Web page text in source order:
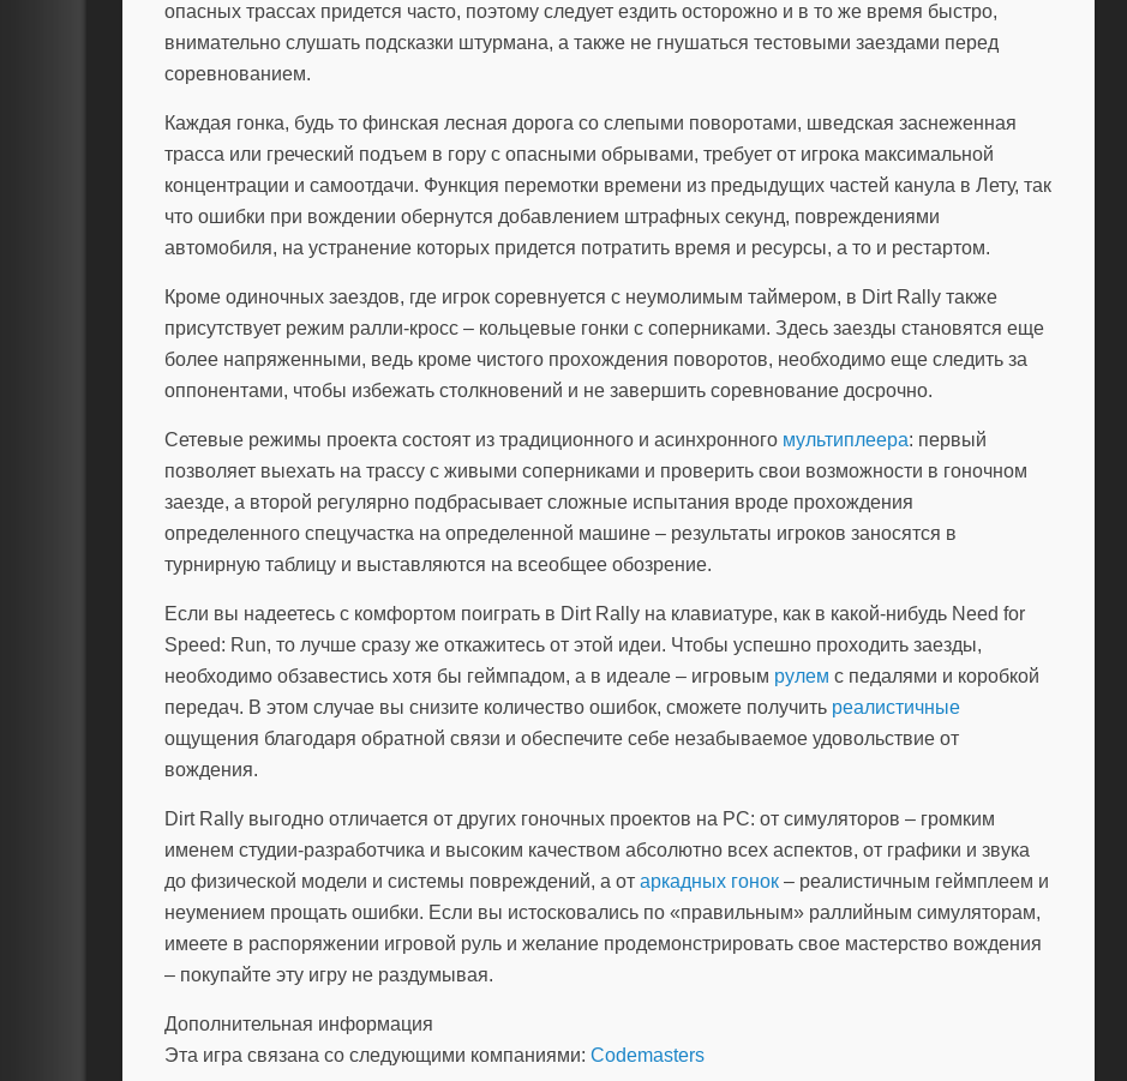
опасных трассах придется часто, поэтому следует ездить осторожно и в то же время быстро,
внимательно слушать подсказки штурмана, а также не гнушаться тестовыми заездами перед
соревнованием.
Каждая гонка, будь то финская лесная дорога со слепыми поворотами, шведская заснеженная
трасса или греческий подъем в гору с опасными обрывами, требует от игрока максимальной
концентрации и самоотдачи. Функция перемотки времени из предыдущих частей канула в Лету, так
что ошибки при вождении обернутся добавлением штрафных секунд, повреждениями
автомобиля, на устранение которых придется потратить время и ресурсы, а то и рестартом.
Кроме одиночных заездов, где игрок соревнуется с неумолимым таймером, в Dirt Rally также
присутствует режим ралли-кросс – кольцевые гонки с соперниками. Здесь заезды становятся еще
более напряженными, ведь кроме чистого прохождения поворотов, необходимо еще следить за
оппонентами, чтобы избежать столкновений и не завершить соревнование досрочно.
Сетевые режимы проекта состоят из традиционного и асинхронного мультиплеера: первый
позволяет выехать на трассу с живыми соперниками и проверить свои возможности в гоночном
заезде, а второй регулярно подбрасывает сложные испытания вроде прохождения
определенного спецучастка на определенной машине – результаты игроков заносятся в
турнирную таблицу и выставляются на всеобщее обозрение.
Если вы надеетесь с комфортом поиграть в Dirt Rally на клавиатуре, как в какой-нибудь Need for
Speed: Run, то лучше сразу же откажитесь от этой идеи. Чтобы успешно проходить заезды,
необходимо обзавестись хотя бы геймпадом, а в идеале – игровым рулем с педалями и коробкой
передач. В этом случае вы снизите количество ошибок, сможете получить реалистичные
ощущения благодаря обратной связи и обеспечите себе незабываемое удовольствие от
вождения.
Dirt Rally выгодно отличается от других гоночных проектов на РС: от симуляторов – громким
именем студии-разработчика и высоким качеством абсолютно всех аспектов, от графики и звука
до физической модели и системы повреждений, а от аркадных гонок – реалистичным геймплеем и
неумением прощать ошибки. Если вы истосковались по «правильным» раллийным симуляторам,
имеете в распоряжении игровой руль и желание продемонстрировать свое мастерство вождения
– покупайте эту игру не раздумывая.
Дополнительная информация
Эта игра связана со следующими компаниями: Codemasters